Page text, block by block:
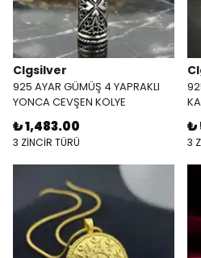
Clgsilver
925 AYAR GÜMÜŞ 4 YAPRAKLI
YONCA CEVŞEN KOLYE
₺ 1,483.00
3 ZİNCİR TÜRÜ
₺
3